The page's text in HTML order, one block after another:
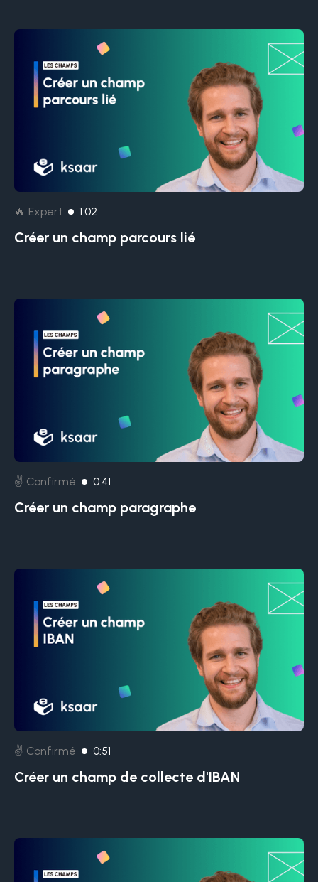
🔥 Expert 1:02
Créer un champ parcours lié
✌️ Confirmé 0:41
Créer un champ paragraphe
✌️ Confirmé 0:51
Créer un champ de collecte d'IBAN